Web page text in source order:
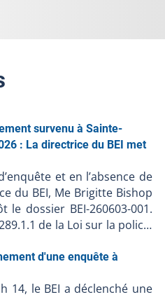
survenu à Sainte-
: La directrice du BEI met
et en l’absence de
du BEI, Me Brigitte Bishop
le dossier BEI-260603-001.
de la Loi sur la police,
le pouvoir de mettre fin à
que l’intervention
au décès ou à la blessure
d’enquêtes Heure de
d'une enquête à
14, le BEI a déclenché une